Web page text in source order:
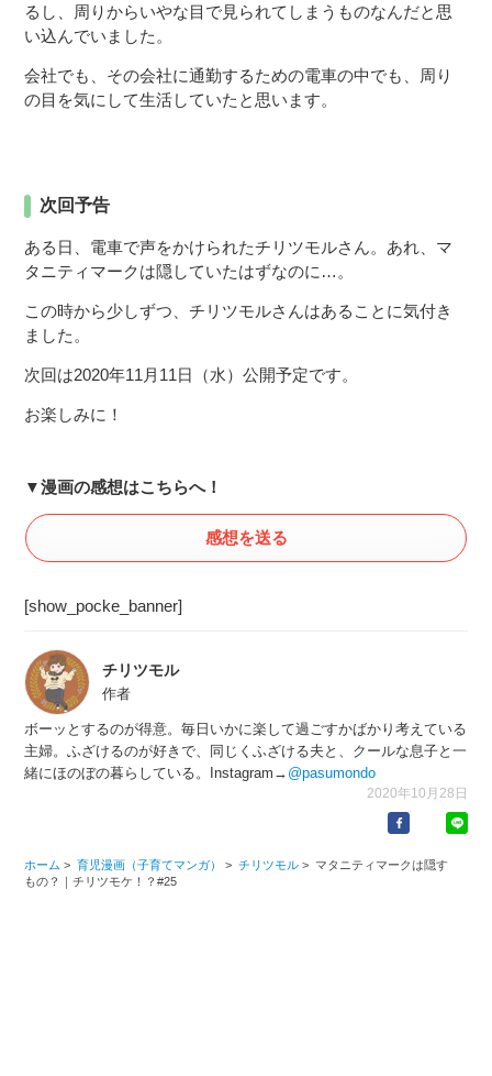
るし、周りからいやな目で見られてしまうものなんだと思
い込んでいました。
会社でも、その会社に通勤するための電車の中でも、周り
の目を気にして生活していたと思います。
次回予告
ある日、電車で声をかけられたチリツモルさん。あれ、マ
タニティマークは隠していたはずなのに…。
この時から少しずつ、チリツモルさんはあることに気付き
ました。
次回は2020年11月11日（水）公開予定です。
お楽しみに！
▼漫画の感想はこちらへ！
感想を送る
[show_pocke_banner]
チリツモル
作者
ボーッとするのが得意。毎日いかに楽して過ごすかばかり考えている
主婦。ふざけるのが好きで、同じくふざける夫と、クールな息子と一
緒にほのぼの暮らしている。Instagram→ @pasumondo
2020年10月28日
ホーム > 育児漫画（子育てマンガ） > チリツモル > マタニティマークは隠す
もの？｜チリツモケ！？#25